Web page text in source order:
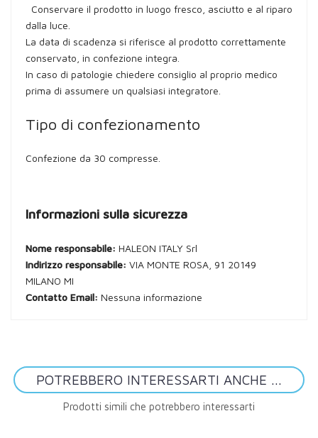
Conservare il prodotto in luogo fresco, asciutto e al riparo
dalla luce.
La data di scadenza si riferisce al prodotto correttamente
conservato, in confezione integra.
In caso di patologie chiedere consiglio al proprio medico
prima di assumere un qualsiasi integratore.
Tipo di confezionamento
Confezione da 30 compresse.
Informazioni sulla sicurezza
Nome responsabile: HALEON ITALY Srl
Indirizzo responsabile: VIA MONTE ROSA, 91 20149
MILANO MI
Contatto Email: Nessuna informazione
POTREBBERO INTERESSARTI ANCHE ...
Prodotti simili che potrebbero interessarti